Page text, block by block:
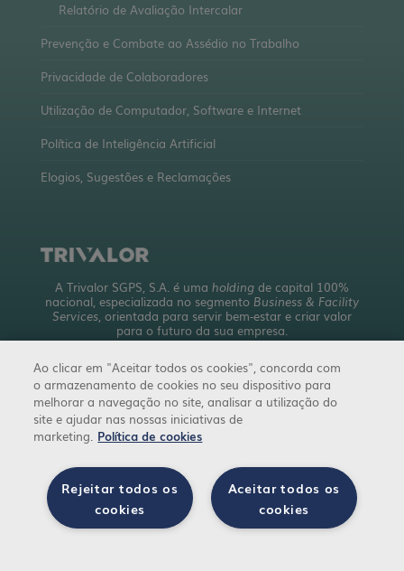
Relatório de Avaliação Intercalar
Prevenção e Combate ao Assédio no Trabalho
Privacidade de Colaboradores
Utilização de Computador, Software e Internet
Política de Inteligência Artificial
Elogios, Sugestões e Reclamações
A Trivalor SGPS, S.A. é uma holdingde capital 100%
nacional, especializada no segmento Business & Facility
Services, orientada para servir bem-estar e criar valor
para o futuro da sua empresa.
10 empresas a operar em 4 áreas de negócio.
trivalor.pt
Ao clicar em "Aceitar todos os cookies", concorda com
o armazenamento de cookies no seu dispositivo para
melhorar a navegação no site, analisar a utilização do
site e ajudar nas nossas iniciativas de
marketing. Política de cookies
Aceitar todos os
cookies
Rejeitar todos os
cookies